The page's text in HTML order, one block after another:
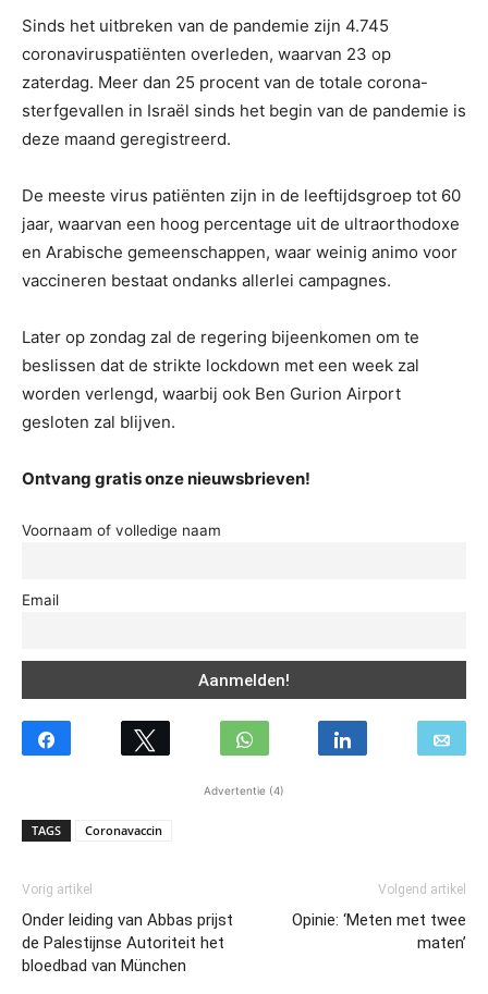
Sinds het uitbreken van de pandemie zijn 4.745
coronaviruspatiënten overleden, waarvan 23 op
zaterdag. Meer dan 25 procent van de totale corona-
sterfgevallen in Israël sinds het begin van de pandemie is
deze maand geregistreerd.
De meeste virus patiënten zijn in de leeftijdsgroep tot 60
jaar, waarvan een hoog percentage uit de ultraorthodoxe
en Arabische gemeenschappen, waar weinig animo voor
vaccineren bestaat ondanks allerlei campagnes.
Later op zondag zal de regering bijeenkomen om te
beslissen dat de strikte lockdown met een week zal
worden verlengd, waarbij ook Ben Gurion Airport
gesloten zal blijven.
Ontvang gratis onze nieuwsbrieven!
Voornaam of volledige naam
Email
Advertentie (4)
TAGS Coronavaccin
Vorig artikel
Onder leiding van Abbas prijst
de Palestijnse Autoriteit het
bloedbad van München
Volgend artikel
Opinie: ‘Meten met twee
maten’